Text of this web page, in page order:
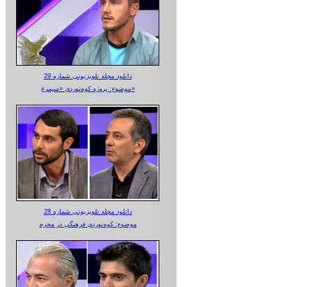
دانلود مجله تلویزیونی شماره 29
موضوع: پروژه کوه‌نوردی «سیمرغ»
دانلود مجله تلویزیونی شماره 28
موضوع: کوه‌نوردی فرهنگی در محرم